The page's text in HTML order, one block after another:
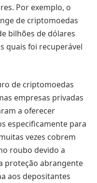
Por exemplo, o
de criptomoedas
bilhões de dólares
quais foi recuperável
de criptomoedas
empresas privadas
a oferecer
especificamente para
vezes cobrem
roubo devido a
proteção abrangente
aos depositantes